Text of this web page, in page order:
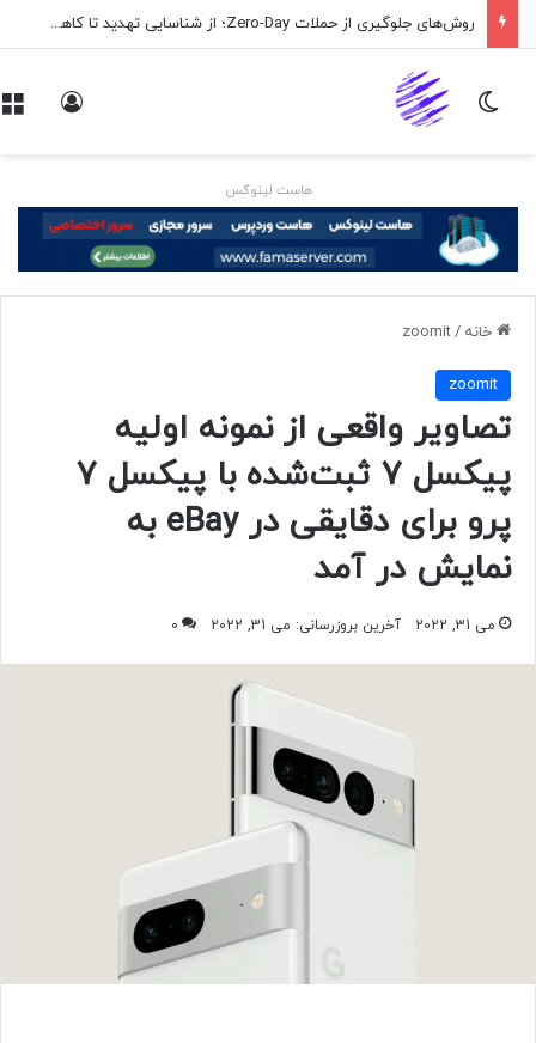
روش‌های جلوگیری از حملات Zero-Day؛ از شناسایی تهدید تا کاهش ریسک
تغییر پوسته
هاست لینوکس
خانه /
zoomit
zoomit
تصاویر واقعی از نمونه اولیه
پیکسل ۷ ثبت‌شده با پیکسل ۷
پرو برای دقایقی در eBay به‌
نمایش در آمد
می 31, 2022 آخرین بروزرسانی: می 31, 2022 0